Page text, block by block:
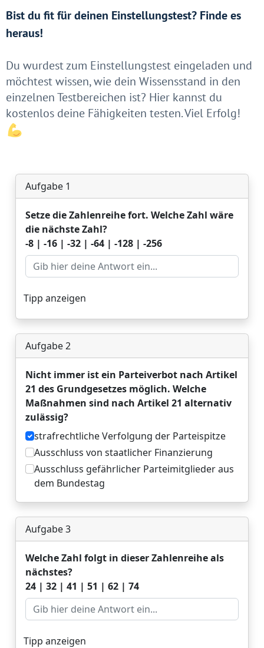
Bist du fit für deinen Einstellungstest? Finde es
heraus!
Du wurdest zum Einstellungstest eingeladen und
möchtest wissen, wie dein Wissensstand in den
einzelnen Testbereichen ist? Hier kannst du
kostenlos deine Fähigkeiten testen. Viel Erfolg!